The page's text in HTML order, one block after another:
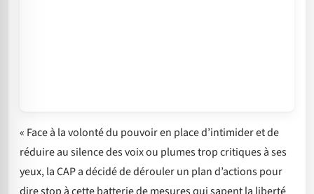
« Face à la volonté du pouvoir en place d’intimider et de
réduire au silence des voix ou plumes trop critiques à ses
yeux, la CAP a décidé de dérouler un plan d’actions pour